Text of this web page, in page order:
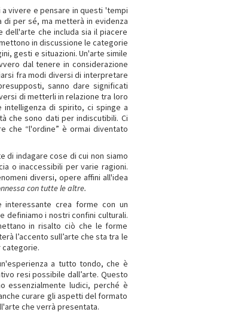
vivere e pensare in questi 'tempi
di per sé, ma metterà in evidenza
dell'arte che includa sia il piacere
in discussione le categorie
gesti e situazioni. Un'arte simile
dal tenere in considerazione
fra modi diversi di interpretare
sanno dare significati
di metterli in relazione tra loro
intelligenza di spirito, ci spinge a
che sono dati per indiscutibili. Ci
che “l'ordine” è ormai diventato
di indagare cose di cui non siamo
o inaccessibili per varie ragioni.
diversi, opere affini all'idea
con tutte le altre.
interessante crea forme con un
definiamo i nostri confini culturali.
in risalto ciò che le forme
l’accento sull’arte che sta tra le
categorie.
a tutto tondo, che è
resi possibile dall’arte. Questo
essenzialmente ludici, perché è
curare gli aspetti del formato
che verrà presentata.